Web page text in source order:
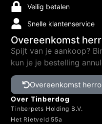
Veilig betalen
Snelle klantenservice
Overeenkomst
Spijt van je aankoop?
kun je je bestelling
Overeenkomst
Over Tinberdog
Tinberpets Holding B.V.
Het Rietveld 55a